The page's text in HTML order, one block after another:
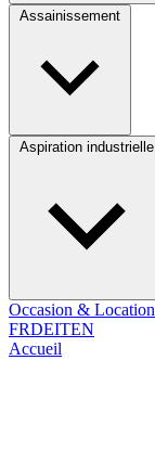
Occasion & Location
FRDEITEN
Accueil